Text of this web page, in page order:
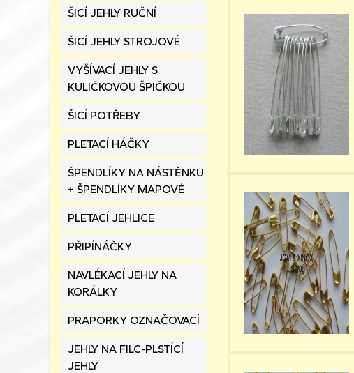
ŠICÍ JEHLY RUČNÍ
ŠICÍ JEHLY STROJOVÉ
VYŠÍVACÍ JEHLY S
KULIČKOVOU ŠPIČKOU
ŠICÍ POTŘEBY
PLETACÍ HÁČKY
ŠPENDLÍKY NA NÁSTĚNKU
+ ŠPENDLÍKY MAPOVÉ
PLETACÍ JEHLICE
PŘIPÍNÁČKY
NAVLÉKACÍ JEHLY NA
KORÁLKY
PRAPORKY OZNAČOVACÍ
JEHLY NA FILC-PLSTÍCÍ
JEHLY